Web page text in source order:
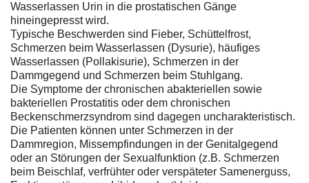
Wasserlassen Urin in die prostatischen Gänge
hineingepresst wird.
Typische Beschwerden sind Fieber, Schüttelfrost,
Schmerzen beim Wasserlassen (Dysurie), häufiges
Wasserlassen (Pollakisurie), Schmerzen in der
Dammgegend und Schmerzen beim Stuhlgang.
Die Symptome der chronischen abakteriellen sowie
bakteriellen Prostatitis oder dem chronischen
Beckenschmerzsyndrom sind dagegen uncharakteristisch.
Die Patienten können unter Schmerzen in der
Dammregion, Missempfindungen in der Genitalgegend
oder an Störungen der Sexualfunktion (z.B. Schmerzen
beim Beischlaf, verfrühter oder verspäteter Samenerguss,